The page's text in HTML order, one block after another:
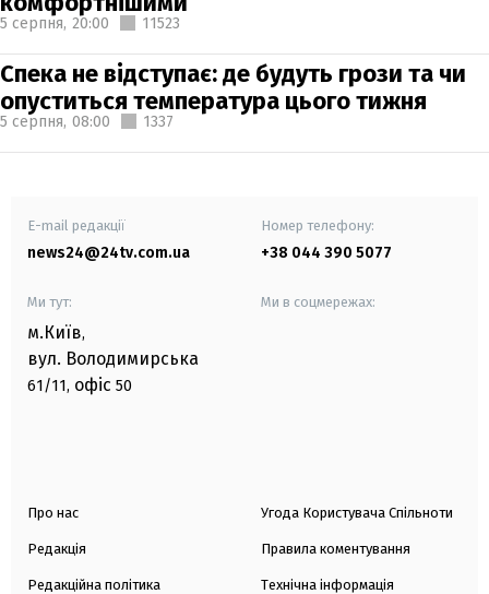
5 серпня, 20:00 11523
Спека не відступає: де будуть грози та чи
опуститься температура цього тижня
5 серпня, 08:00 1337
E-mail редакції
news24@24tv.com.ua
Номер телефону:
+38 044 390 5077
Ми тут:
м.Київ,
вул. Володимирська
61/11, офіс 50
Ми в соцмережах:
Про нас
Редакція
Редакційна політика
Угода Користувача Спільноти
Правила коментування
Технічна інформація